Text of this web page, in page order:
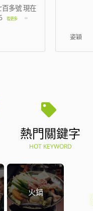
18日晚上8店45分
小朋
看更多
02-19
熱門關鍵字
HOT KEYWORD
火鍋